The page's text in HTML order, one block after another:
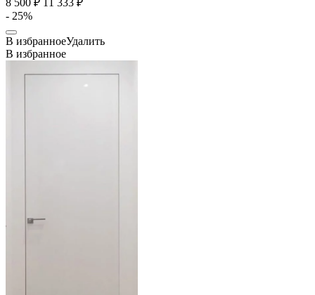
- 25%
В избранноеУдалить
В избранное